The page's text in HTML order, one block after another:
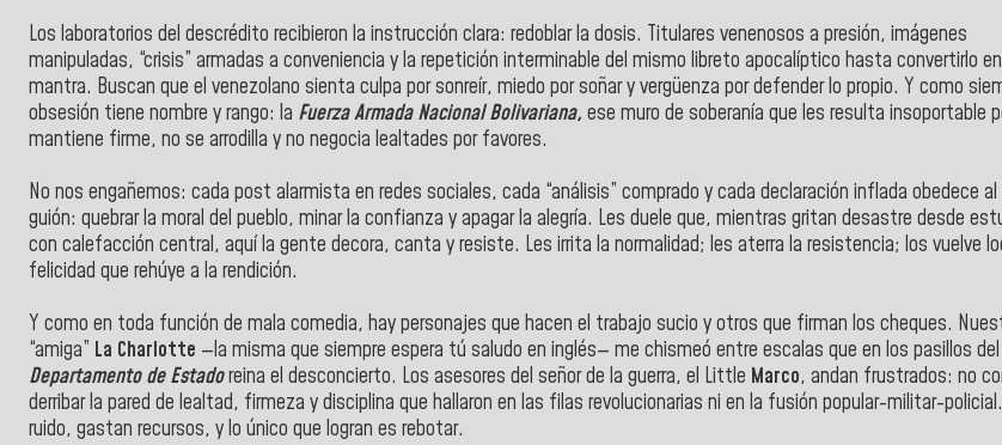
Los laboratorios del descrédito recibieron la instrucción clara: redoblar la dosis. Titulares venenosos a presión, imágenes
manipuladas, “crisis” armadas a conveniencia y la repetición interminable del mismo libreto apocalíptico hasta convertirlo en
mantra. Buscan que el venezolano sienta culpa por sonreír, miedo por soñar y vergüenza por defender lo propio. Y como
obsesión tiene nombre y rango: la Fuerza Armada Nacional Bolivariana, ese muro de soberanía que les resulta insoportable
mantiene firme, no se arrodilla y no negocia lealtades por favores.
No nos engañemos: cada post alarmista en redes sociales, cada “análisis” comprado y cada declaración inflada obedece
guión: quebrar la moral del pueblo, minar la confianza y apagar la alegría. Les duele que, mientras gritan desastre desde
con calefacción central, aquí la gente decora, canta y resiste. Les irrita la normalidad; les aterra la resistencia; los vuelve
felicidad que rehúye a la rendición.
Y como en toda función de mala comedia, hay personajes que hacen el trabajo sucio y otros que firman los cheques.
“amiga” La Charlotte —la misma que siempre espera tú saludo en inglés— me chismeó entre escalas que en los pasillos del
Departamento de Estadoreina el desconcierto. Los asesores del señor de la guerra, el Little Marco, andan frustrados: no
derribar la pared de lealtad, firmeza y disciplina que hallaron en las filas revolucionarias ni en la fusión popular-militar-
ruido, gastan recursos, y lo único que logran es rebotar.